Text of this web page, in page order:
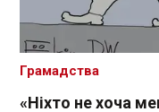
«Ніхто не хоча
Грамадства